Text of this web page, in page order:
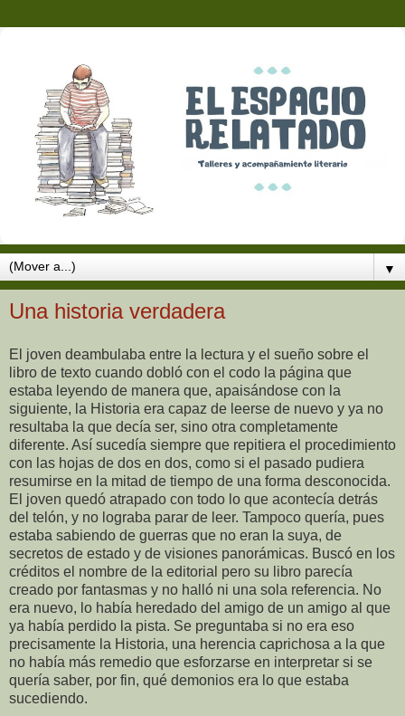
▼
Una historia verdadera
El joven deambulaba entre la lectura y el sueño sobre el
libro de texto cuando dobló con el codo la página que
estaba leyendo de manera que, apaisándose con la
siguiente, la Historia era capaz de leerse de nuevo y ya no
resultaba la que decía ser, sino otra completamente
diferente. Así sucedía siempre que repitiera el procedimiento
con las hojas de dos en dos, como si el pasado pudiera
resumirse en la mitad de tiempo de una forma desconocida.
El joven quedó atrapado con todo lo que acontecía detrás
del telón, y no lograba parar de leer. Tampoco quería, pues
estaba sabiendo de guerras que no eran la suya, de
secretos de estado y de visiones panorámicas. Buscó en los
créditos el nombre de la editorial pero su libro parecía
creado por fantasmas y no halló ni una sola referencia. No
era nuevo, lo había heredado del amigo de un amigo al que
ya había perdido la pista. Se preguntaba si no era eso
precisamente la Historia, una herencia caprichosa a la que
no había más remedio que esforzarse en interpretar si se
quería saber, por fin, qué demonios era lo que estaba
sucediendo.